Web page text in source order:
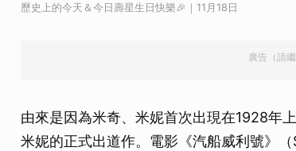
歷史上的今天＆今日壽星生日快樂🎉｜11月18日
廣告（請
由來是因為米奇、米妮首次出現在1928年
米妮的正式出道作。電影《汽船威利號》